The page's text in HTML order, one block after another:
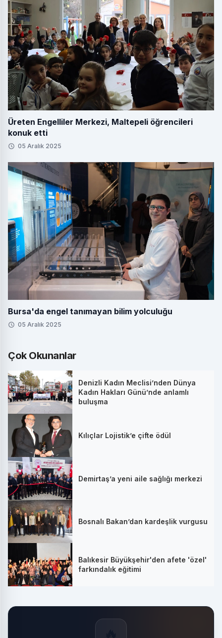
Üreten Engelliler Merkezi, Maltepeli öğrencileri
konuk etti
05 Aralık 2025
Bursa'da engel tanımayan bilim yolculuğu
05 Aralık 2025
Çok Okunanlar
Denizli Kadın Meclisi’nden Dünya
Kadın Hakları Günü’nde anlamlı
buluşma
Kılıçlar Lojistik’e çifte ödül
Demirtaş’a yeni aile sağlığı merkezi
Bosnalı Bakan’dan kardeşlik vurgusu
Balıkesir Büyükşehir'den afete 'özel'
farkındalık eğitimi